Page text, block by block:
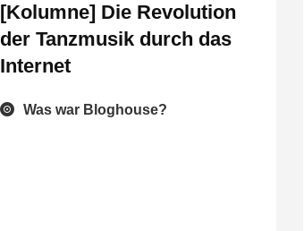
[Kolumne] Die Revolution
der Tanzmusik durch das
Internet
Was war Bloghouse?